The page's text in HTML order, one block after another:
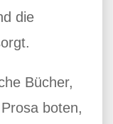
die
Bücher,
boten,